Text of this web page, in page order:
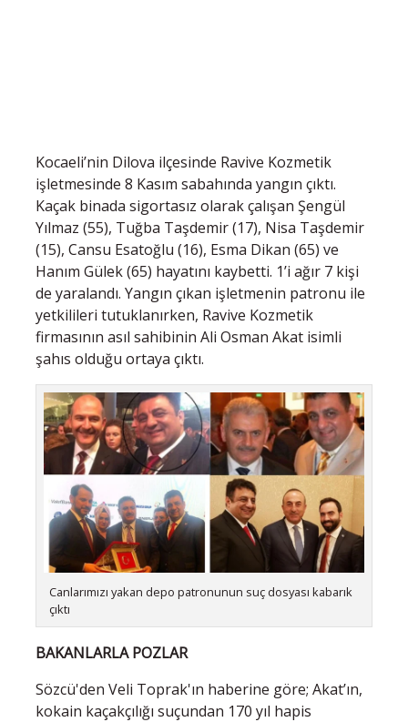
Kocaeli’nin Dilova ilçesinde Ravive Kozmetik
işletmesinde 8 Kasım sabahında yangın çıktı.
Kaçak binada sigortasız olarak çalışan Şengül
Yılmaz (55), Tuğba Taşdemir (17), Nisa Taşdemir
(15), Cansu Esatoğlu (16), Esma Dikan (65) ve
Hanım Gülek (65) hayatını kaybetti. 1’i ağır 7 kişi
de yaralandı. Yangın çıkan işletmenin patronu ile
yetkilileri tutuklanırken, Ravive Kozmetik
firmasının asıl sahibinin Ali Osman Akat isimli
şahıs olduğu ortaya çıktı.
Canlarımızı yakan depo patronunun suç dosyası kabarık
çıktı
BAKANLARLA POZLAR
Sözcü'den Veli Toprak'ın haberine göre; Akat’ın,
kokain kaçakçılığı suçundan 170 yıl hapis